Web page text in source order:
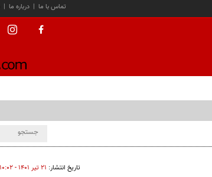
| درباره ما | تماس با ما
تاریخ انتشار: ۲۱ تير ۱۴۰۱ - ۱۰:۰۲